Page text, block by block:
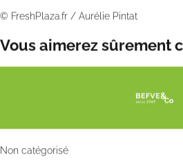
© FreshPlaza.fr / Aurélie Pintat
Vous aimerez sûrement
Non catégorisé